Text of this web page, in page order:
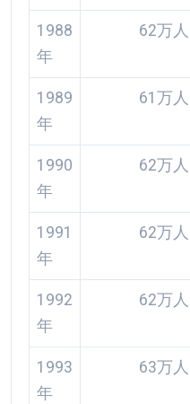
1988
年
62万人
1989
年
61万人
1990
年
62万人
1991
年
62万人
1992
年
62万人
1993
年
63万人